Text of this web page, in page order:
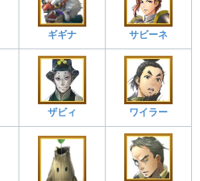
ギギナ サビーネ
ザビィ ワイラー